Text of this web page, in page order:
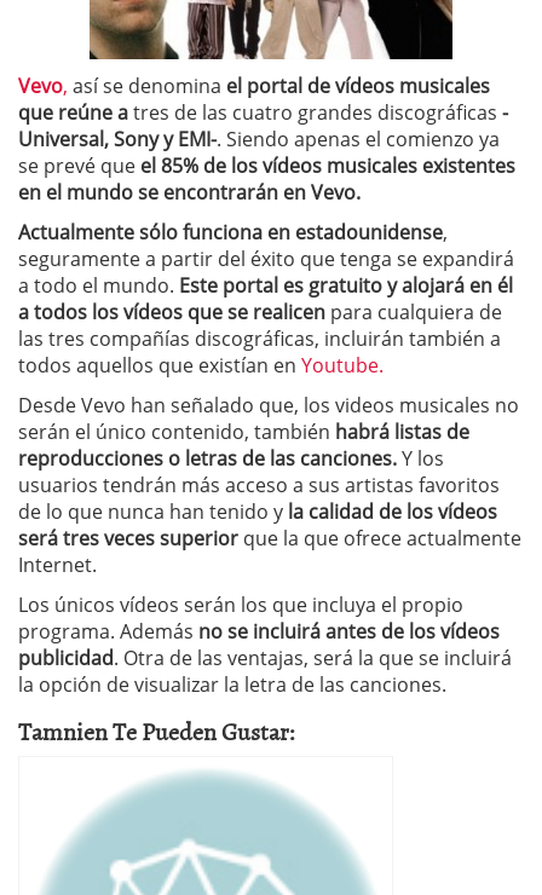
Vevo, así se denomina el portal de vídeos musicales
que reúne atres de las cuatro grandes discográficas -
Universal, Sony y EMI-. Siendo apenas el comienzo ya
se prevé que el 85% de los vídeos musicales existentes
en el mundo se encontrarán en Vevo.
Actualmente sólo funciona en estadounidense,
seguramente a partir del éxito que tenga se expandirá
a todo el mundo. Este portal es gratuito y alojará en él
a todos los vídeos que se realicen para cualquiera de
las tres compañías discográficas, incluirán también a
todos aquellos que existían en Youtube.
Desde Vevo han señalado que, los videos musicales no
serán el único contenido, también habrá listas de
reproducciones o letras de las canciones.Y los
usuarios tendrán más acceso a sus artistas favoritos
de lo que nunca han tenido y la calidad de los vídeos
será tres veces superior que la que ofrece actualmente
Internet.
Los únicos vídeos serán los que incluya el propio
programa. Además no se incluirá antes de los vídeos
publicidad. Otra de las ventajas, será la que se incluirá
la opción de visualizar la letra de las canciones.
Tamnien Te Pueden Gustar: